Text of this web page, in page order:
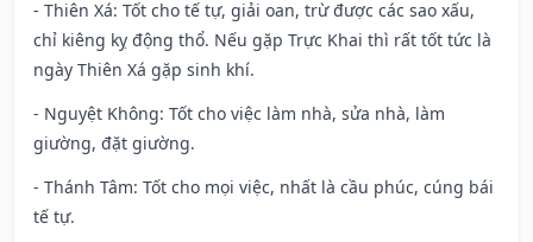
- Thiên Xá: Tốt cho tế tự, giải oan, trừ được các sao xấu,
chỉ kiêng kỵ động thổ. Nếu gặp Trực Khai thì rất tốt tức là
ngày Thiên Xá gặp sinh khí.
- Nguyệt Không: Tốt cho việc làm nhà, sửa nhà, làm
giường, đặt giường.
- Thánh Tâm: Tốt cho mọi việc, nhất là cầu phúc, cúng bái
tế tự.